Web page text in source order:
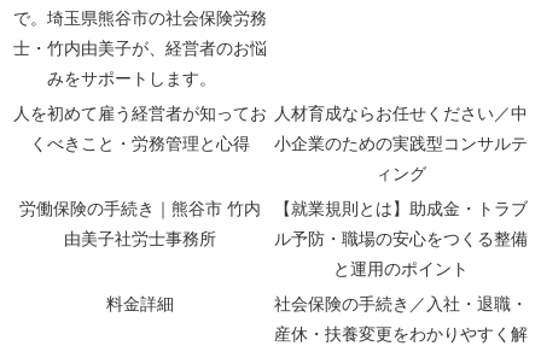
で。埼玉県熊谷市の社会保険労務
士・竹内由美子が、経営者のお悩
みをサポートします。
人を初めて雇う経営者が知ってお
くべきこと・労務管理と心得
人材育成ならお任せください／中
小企業のための実践型コンサルテ
ィング
労働保険の手続き｜熊谷市 竹内
由美子社労士事務所
【就業規則とは】助成金・トラブ
ル予防・職場の安心をつくる整備
と運用のポイント
料金詳細
社会保険の手続き／入社・退職・
産休・扶養変更をわかりやすく解